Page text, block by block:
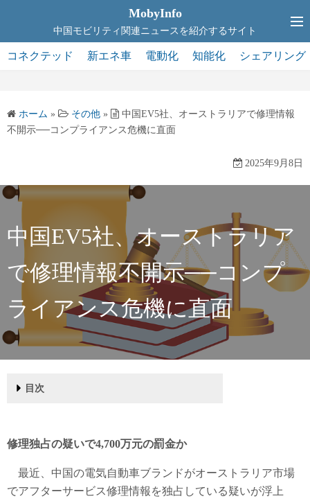
テ
ン
ス
キ
MobyInfo
中国モビリティ関連ニュースを紹介するサイト
コネクテッド 新エネ車 電動化 知能化 シェアリング
ホーム » その他 »
中国EV5社、オーストラリアで修理情報
不開示──コンプライアンス危機に直面
2025年9月8日
中国EV5社、オーストラリア
で修理情報不開示──コンプ
ライアンス危機に直面
目次
修理独占の疑いで4,700万元の罰金か
最近、中国の電気自動車ブランドがオーストラリア市場
でアフターサービス修理情報を独占している疑いが浮上